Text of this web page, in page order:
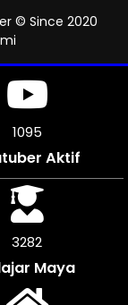
© Since 2020
1184
Aktif
3552
Maya